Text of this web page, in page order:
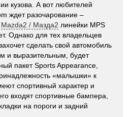
кузова. А вот любителей
ждет разочарование –
Mazda2 / Мазда2 линейки MPS
Однако для тех владельцев
захочет сделать свой автомобиль
и выразительным, будет
пакет Sports Appearance,
«малышки» к
спортивный характер и
входят спортивные бампера,
на пороги и задний